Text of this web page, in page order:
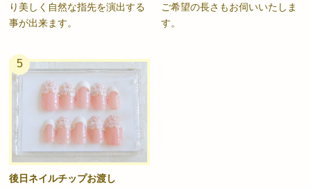
り美しく自然な指先を演出する
事が出来ます。
ご希望の長さもお伺いいたしま
す。
5
後日ネイルチップお渡し